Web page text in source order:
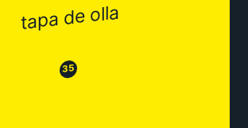
tapa de olla
😒 35 😂